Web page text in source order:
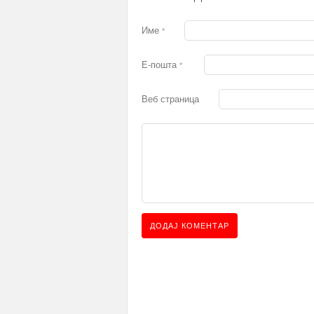
Име *
Е-пошта *
Веб страница